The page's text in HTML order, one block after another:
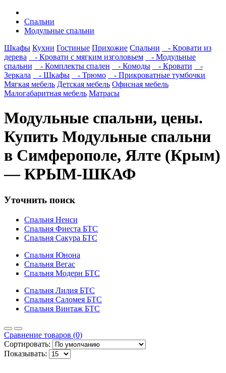
Спальни
Модульные спальни
Шкафы Кухни Гостиные Прихожие Спальни
- Кровати из
дерева
- Кровати с мягким изголовьем
- Модульные
спальни
- Комплекты спален - Комоды - Кровати
-
Зеркала
- Шкафы - Трюмо
- Прикроватные тумбочки
Мягкая мебель Детская мебель Офисная мебель
Малогабаритная мебель Матрасы
Модульные спальни, цены.
Купить Модульные спальни
в Симферополе, Ялте (Крым)
— КРЫМ-ШКАФ
Уточнить поиск
Спальня Ненси
Спальня Фиеста БТС
Спальня Сакура БТС
Спальня Юнона
Спальня Вегас
Спальня Модерн БТС
Спальня Лилия БТС
Спальня Саломея БТС
Спальня Винтаж БТС
Сравнение товаров (0)
Сортировать:
Показывать: